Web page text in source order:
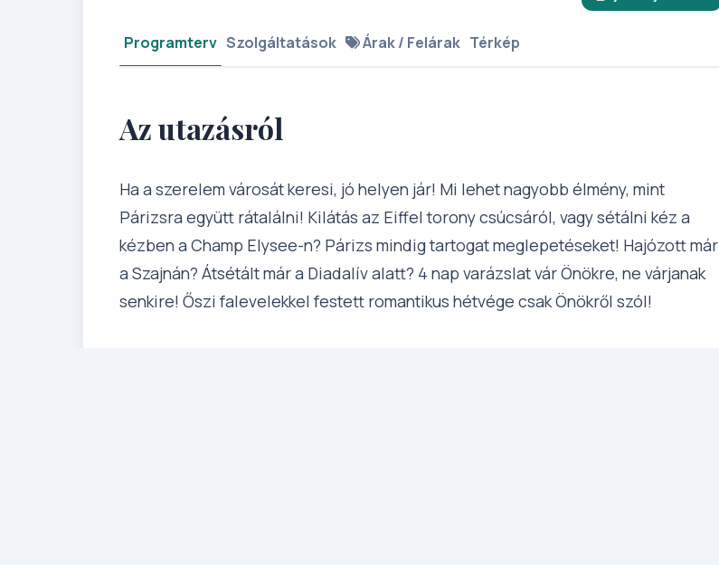
Programterv Szolgáltatások Árak / Felárak Térkép
Az utazásról
Ha a szerelem városát keresi, jó helyen jár! Mi lehet nagyobb élmény, mint
Párizsra együtt rátalálni! Kilátás az Eiffel torony csúcsáról, vagy sétálni kéz a
kézben a Champ Elysee-n? Párizs mindig tartogat meglepetéseket! Hajózott már
a Szajnán? Átsétált már a Diadalív alatt? 4 nap varázslat vár Önökre, ne várjanak
senkire! Őszi falevelekkel festett romantikus hétvége csak Önökről szól!